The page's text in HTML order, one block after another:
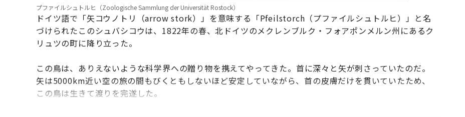
プファイルシュトルヒ（Zoologische Sammlung der Universität Rostock）
ドイツ語で「矢コウノトリ（arrow stork）」を意味する「Pfeilstorch（プファイルシュトルヒ）」と名
づけられたこのシュバシコウは、1822年の春、北ドイツのメクレンブルク・フォアポンメルン州にあるク
リュツの町に降り立った。
この鳥は、ありえないような科学界への贈り物を携えてやってきた。首に深々と矢が刺さっていたのだ。
矢は5000km近い空の旅の間もびくともしないほど安定していながら、首の皮膚だけを貫いていたため、
この鳥は生きて渡りを完遂した。